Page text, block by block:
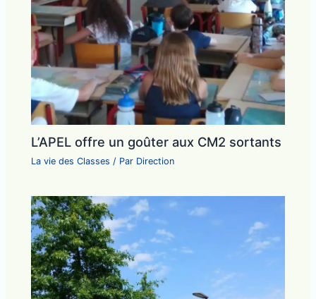
L’APEL offre un goûter aux CM2 sortants
La vie des Classes / Par Direction